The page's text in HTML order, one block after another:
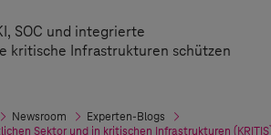
SOC und integrierte
kritische Infrastrukturen schützen
Newsroom
Experten-Blogs
Sektor und in kritischen Infrastrukturen